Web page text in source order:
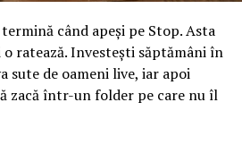
de utilizatori.
urcat cu 0,4% la valoarea de
şedinţei de pretranzacţionare de
când apeși pe Stop. Asta
ratează. Investești săptămâni în
sute de oameni live, iar apoi
zacă într-un folder pe care nu îl